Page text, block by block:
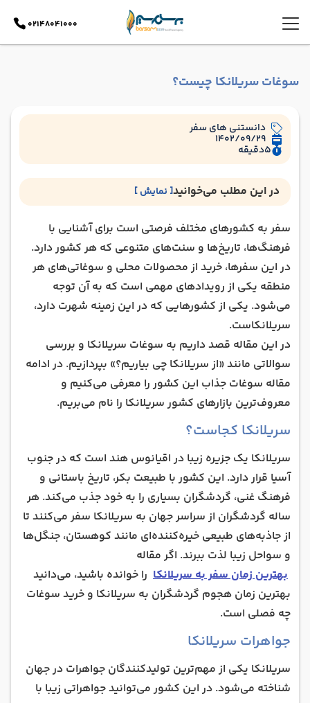
02148041000
سوغات سریلانکا چیست؟
دانستنی های سفر
1402/09/29
5دقیقه
در این مطلب می‌خوانید[ نمایش ]
جواهرات سریلانکا
پارچه‌های دستباف سریلانکا
چای سیلان
محصولات چوبی
ماسک‌های راکشا
ادویه سوغات سریلانکا
مجسمه فیل بودا
محصولات زیبایی آیورودا
معروف ترین بازار‌های سریلانکا برای خرید سوغات
شما کدام سوغات سریلانکا را می‌پسندید؟
سفر به کشورهای مختلف فرصتی است برای آشنایی با
فرهنگ‌ها، تاریخ‌ها و سنت‌های متنوعی که هر کشور دارد.
در این سفرها، خرید از محصولات محلی و سوغاتی‌های هر
منطقه یکی از رویدادهای مهمی است که به آن توجه
می‌شود. یکی از کشورهایی که در این زمینه شهرت دارد،
سریلانکاست.
در این مقاله قصد داریم به سوغات سریلانکا و بررسی
سوالاتی مانند «از سریلانکا چی بیاریم؟» بپردازیم. در ادامه
مقاله سوغات جذاب این کشور را معرفی می‌کنیم و
معروف‌ترین بازار‌های کشور سریلانکا را نام می‌بریم.
سریلانکا کجاست؟
سریلانکا یک جزیره زیبا در اقیانوس هند است که در جنوب
آسیا قرار دارد. این کشور با طبیعت بکر، تاریخ باستانی و
فرهنگ غنی، گردشگران بسیاری را به خود جذب می‌کند. هر
ساله گردشگران از سراسر جهان به سریلانکا سفر می‌کنند تا
از جاذبه‌های طبیعی خیره‌کننده‌ای مانند کوهستان، جنگل‌ها
و سواحل زیبا لذت ببرند. اگر مقاله
بهترین زمان سفر به سریلانکا را خوانده باشید، می‌دانید
بهترین زمان هجوم گردشگران به سریلانکا و خرید سوغات
چه فصلی است.
جواهرات سریلانکا
سریلانکا یکی از مهم‌ترین تولیدکنندگان جواهرات در جهان
شناخته می‌شود. در این کشور می‌توانید جواهراتی زیبا با